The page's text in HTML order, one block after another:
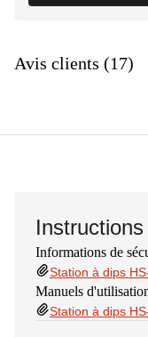
Avis clients (17)
Informations de
Station à dips
Manuels
Station à dips